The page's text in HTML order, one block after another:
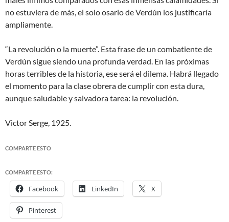
no estuviera de más, el solo osario de Verdún los justificaría
ampliamente.
“La revolución o la muerte”. Esta frase de un combatiente de
Verdún sigue siendo una profunda verdad. En las próximas
horas terribles de la historia, ese será el dilema. Habrá llegado
el momento para la clase obrera de cumplir con esta dura,
aunque saludable y salvadora tarea: la revolución.
Victor Serge, 1925.
COMPARTE ESTO
COMPARTE ESTO:
Facebook LinkedIn X
Pinterest